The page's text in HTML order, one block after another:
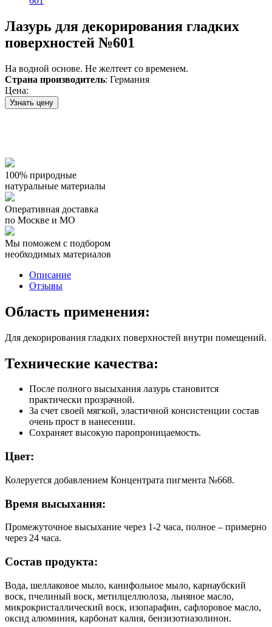
Лазурь для декорирования гладких
поверхностей №601
На водной основе. Не желтеет со временем.
Страна производитель: Германия
Цена:
Узнать цену
100% природные
натуральные материалы
Оперативная доставка
по Москве и МО
Мы поможем с подбором
необходимых материалов
Описание
Отзывы
Область применения:
Для декорирования гладких поверхностей внутри помещений.
Технические качества:
После полного высыхания лазурь становится
практически прозрачной.
За счет своей мягкой, эластичной консистенции состав
очень прост в нанесении.
Сохраняет высокую паропроницаемость.
Цвет:
Колеруется добавлением Концентрата пигмента №668.
Время высыхания:
Промежуточное высыхание через 1-2 часа, полное – примерно
через 24 часа.
Состав продукта:
Вода, шеллаковое мыло, канифольное мыло, карнаубский
воск, пчелиный воск, метилцеллюлоза, льняное масло,
микрокристаллический воск, изопарафин, сафлоровое масло,
оксид алюминия, карбонат калия, бензизотиазолинон.